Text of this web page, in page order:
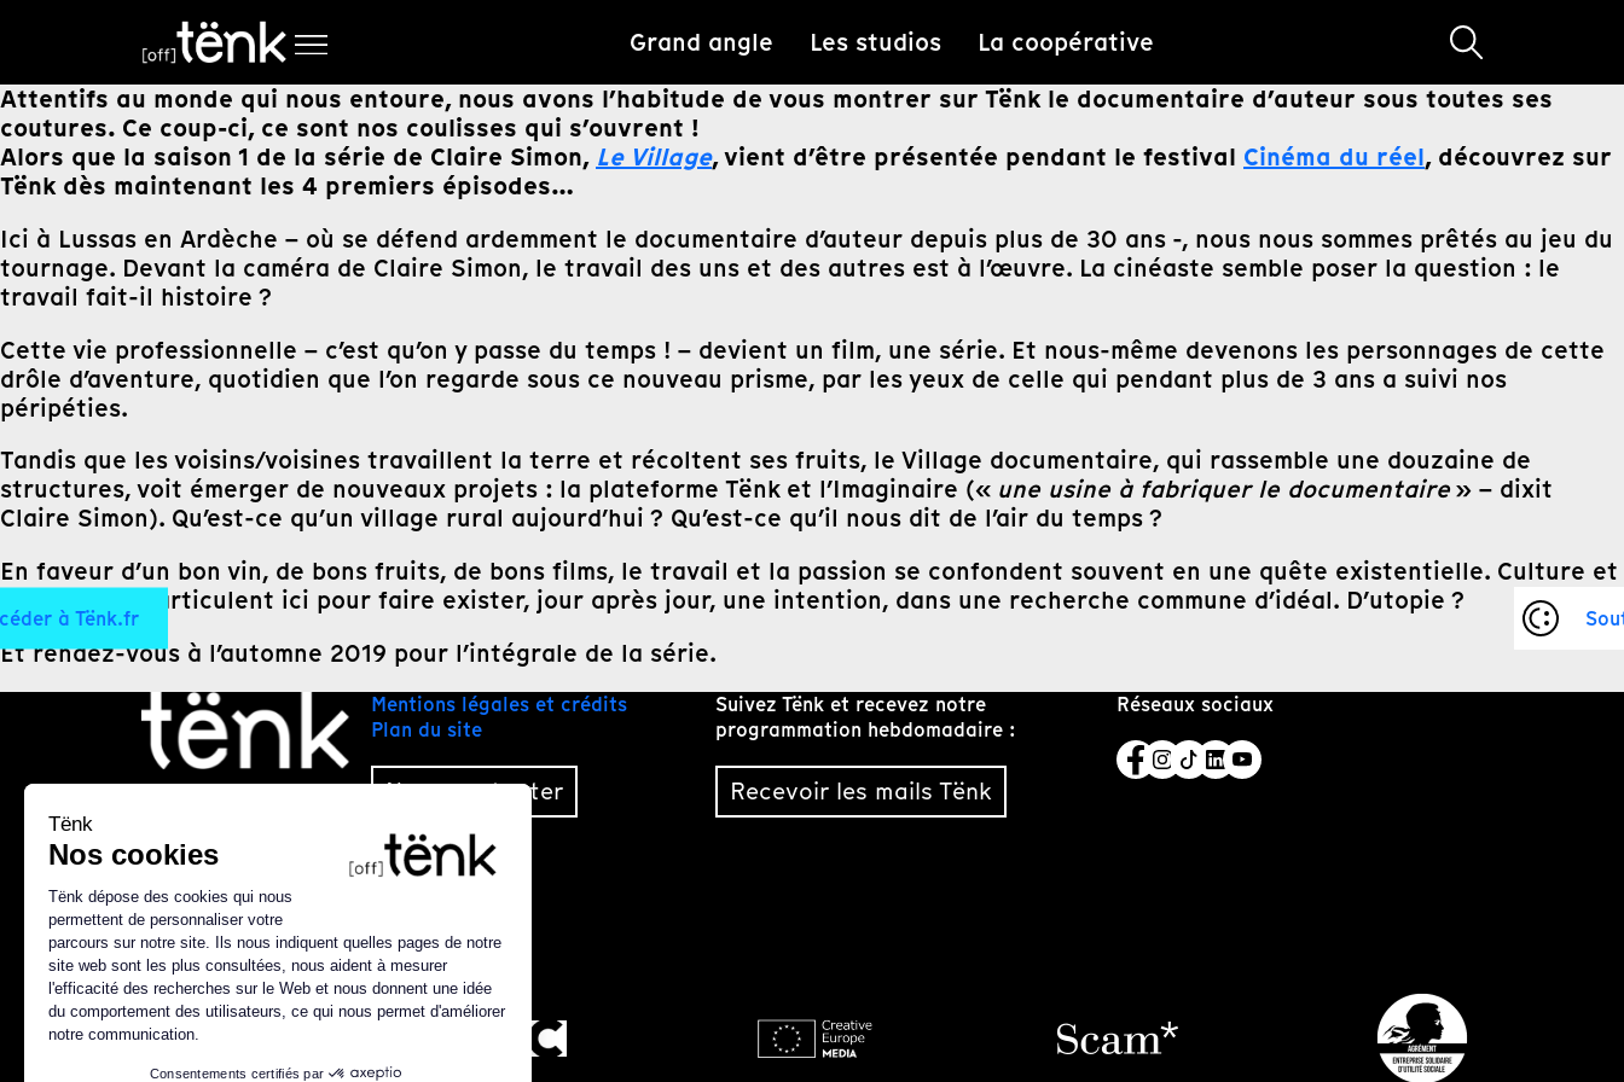
Grand angle Les studios La coopérative
à Tënk.fr
Attentifs au monde qui nous entoure, nous avons l’habitude de vous montrer sur Tënk le documentaire d’auteur sous toutes ses
coutures. Ce coup-ci, ce sont nos coulisses qui s’ouvrent !
Alors que la saison 1 de la série de Claire Simon,Le Village, vient d’être présentée pendant le festival Cinéma du réel, découvrez sur
Tënk dès maintenant les 4 premiers épisodes…
Ici à Lussas en Ardèche – où se défend ardemment le documentaire d’auteur depuis plus de 30 ans -, nous nous sommes prêtés au jeu du
tournage. Devant la caméra de Claire Simon, le travail des uns et des autres est à l’œuvre. La cinéaste semble poser la question : le
travail fait-il histoire ?
Cette vie professionnelle – c’est qu’on y passe du temps ! – devient un film, une série. Et nous-même devenons les personnages de cette
drôle d’aventure, quotidien que l’on regarde sous ce nouveau prisme, par les yeux de celle qui pendant plus de 3 ans a suivi nos
péripéties.
Tandis que les voisins/voisines travaillent la terre et récoltent ses fruits, le Village documentaire, qui rassemble une douzaine de
structures, voit émerger de nouveaux projets : la plateforme Tënk et l’Imaginaire (« une usine à fabriquer le documentaire» – dixit
Claire Simon). Qu’est-ce qu’un village rural aujourd’hui ? Qu’est-ce qu’il nous dit de l’air du temps ?
En faveur d’un bon vin, de bons fruits, de bons films, le travail et la passion se confondent souvent en une quête existentielle. Culture et
agriculture s’articulent ici pour faire exister, jour après jour, une intention, dans une recherche commune d’idéal. D’utopie ?
Et rendez-vous à l’automne 2019 pour l’intégrale de la série.
Mentions légales et crédits
Plan du site
Nous contacter
Suivez Tënk et recevez notre
programmation hebdomadaire :
Recevoir les mails Tënk
Réseaux sociaux